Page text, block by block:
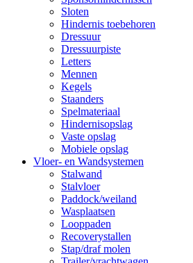
Sloten
Hindernis toebehoren
Dressuur
Dressuurpiste
Letters
Mennen
Kegels
Staanders
Spelmateriaal
Hindernisopslag
Vaste opslag
Mobiele opslag
Vloer- en Wandsystemen
Stalwand
Stalvloer
Paddock/weiland
Wasplaatsen
Looppaden
Recoverystallen
Stap/draf molen